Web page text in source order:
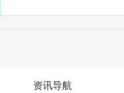
资讯导航